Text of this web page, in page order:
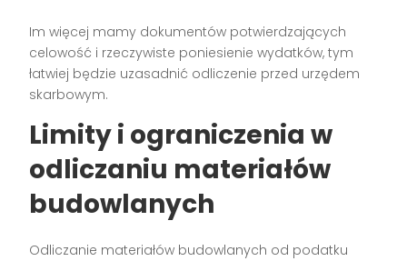
Im więcej mamy dokumentów potwierdzających
celowość i rzeczywiste poniesienie wydatków, tym
łatwiej będzie uzasadnić odliczenie przed urzędem
skarbowym.
Limity i ograniczenia w
odliczaniu materiałów
budowlanych
Odliczanie materiałów budowlanych od podatku